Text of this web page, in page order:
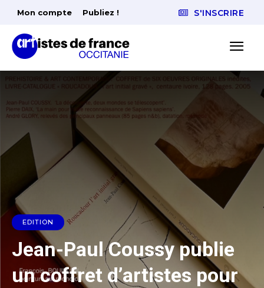
Mon compte Publiez ! S'INSCRIRE
EDITION
Jean-Paul Coussy publie
un coffret d’artistes pour